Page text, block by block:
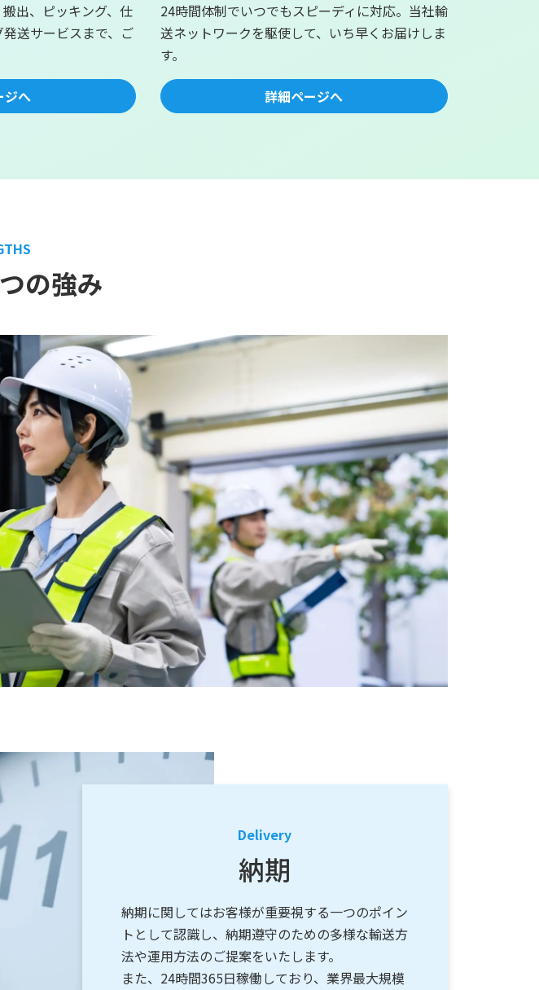
出、ピッキング、仕
送サービスまで、ご
ジへ
24時間体制でいつでもスピーディに対応。当社輸
送ネットワークを駆使して、いち早くお届けしま
す。
詳細ページへ
の強み
Delivery
納期
納期に関してはお客様が重要視する一つのポイン
トとして認識し、納期遵守のための多様な輸送方
法や運用方法のご提案をいたします。
また、24時間365日稼働しており、業界最大規模